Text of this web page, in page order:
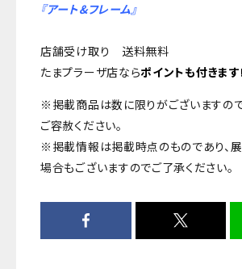
『アート&フレーム』
店舗受け取り 送料無料
たまプラーザ店ならポイントも付きま
※掲載商品は数に限りがございますの
ご容赦ください。
※掲載情報は掲載時点のものであり、
場合もございますのでご了承ください。